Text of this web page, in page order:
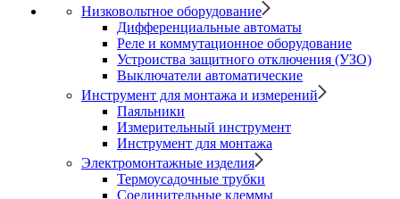
Низковольтное оборудование
Дифференциальные автоматы
Реле и коммутационное оборудование
Устроиства защитного отключения (УЗО)
Выключатели автоматические
Инструмент для монтажа и измерений
Паяльники
Измерительный инструмент
Инструмент для монтажа
Электромонтажные изделия
Термоусадочные трубки
Соединительные клеммы